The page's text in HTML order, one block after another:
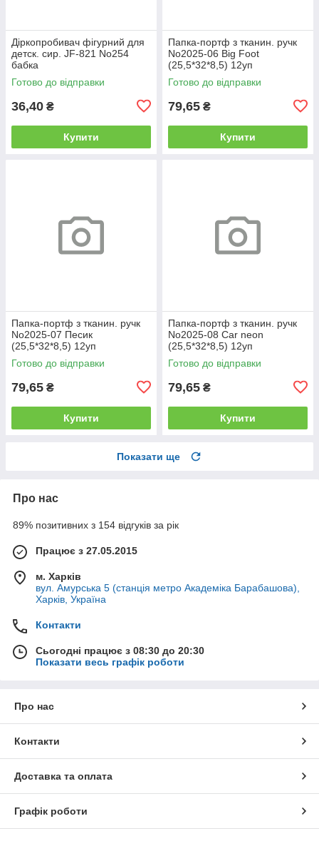
Діркопробивач фігурний для
детск. сир. JF-821 No254
бабка
Готово до відправки
36,40 ₴
Купити
Папка-портф з тканин. ручк
No2025-06 Big Foot
(25,5*32*8,5) 12уп
Готово до відправки
79,65 ₴
Купити
Папка-портф з тканин. ручк
No2025-07 Песик
(25,5*32*8,5) 12уп
Готово до відправки
79,65 ₴
Купити
Папка-портф з тканин. ручк
No2025-08 Car neon
(25,5*32*8,5) 12уп
Готово до відправки
79,65 ₴
Купити
Показати ще
Про нас
89% позитивних з 154 відгуків за рік
Працює з 27.05.2015
м. Харків
вул. Амурська 5 (станція метро Академіка Барабашова),
Харків, Україна
Контакти
Сьогодні працює з 08:30 до 20:30
Показати весь графік роботи
Про нас
Контакти
Доставка та оплата
Графік роботи